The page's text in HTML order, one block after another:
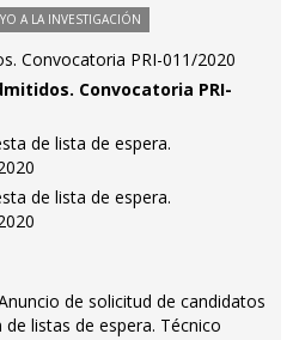
A LA INVESTIGACIÓN
Convocatoria PRI-011/2020
Convocatoria PRI-
de lista de espera.
de lista de espera.
de solicitud de candidatos
listas de espera. Técnico